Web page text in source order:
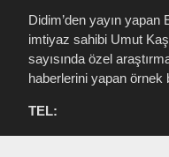
Didim’den yayın yapan
imtiyaz sahibi Umut
sayısında özel
haberlerini yapan örnek
TEL: